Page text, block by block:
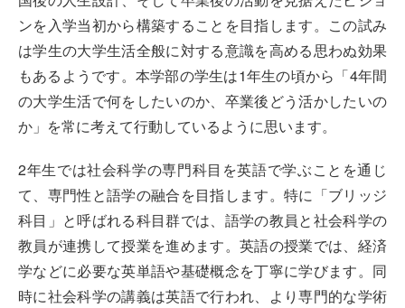
ンを入学当初から構築することを目指します。この試み
は学生の大学生活全般に対する意識を高める思わぬ効果
もあるようです。本学部の学生は1年生の頃から「4年間
の大学生活で何をしたいのか、卒業後どう活かしたいの
か」を常に考えて行動しているように思います。
2年生では社会科学の専門科目を英語で学ぶことを通じ
て、専門性と語学の融合を目指します。特に「ブリッジ
科目」と呼ばれる科目群では、語学の教員と社会科学の
教員が連携して授業を進めます。英語の授業では、経済
学などに必要な英単語や基礎概念を丁寧に学びます。同
時に社会科学の講義は英語で行われ、より専門的な学術